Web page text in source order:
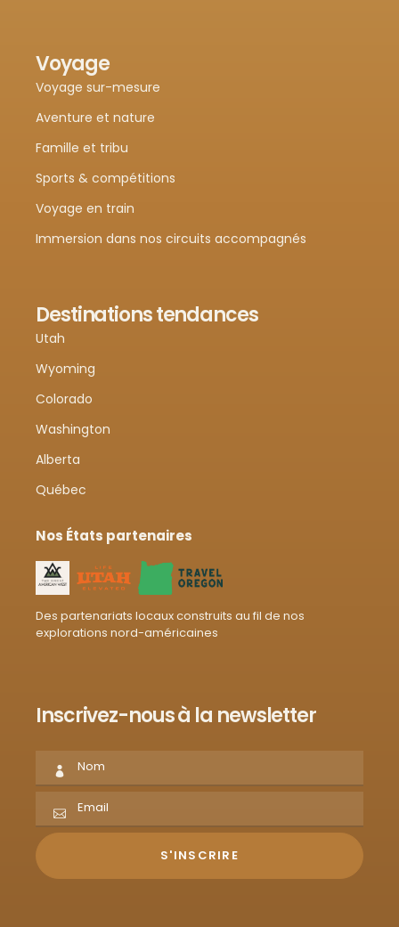
Voyage
Voyage sur-mesure
Aventure et nature
Famille et tribu
Sports & compétitions
Voyage en train
Immersion dans nos circuits accompagnés
Destinations tendances
Utah
Wyoming
Colorado
Washington
Alberta
Québec
Nos États partenaires
Des partenariats locaux construits au fil de nos
explorations nord-américaines
Inscrivez-nous à la newsletter